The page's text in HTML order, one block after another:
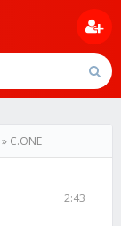
» C.ONE
2:43